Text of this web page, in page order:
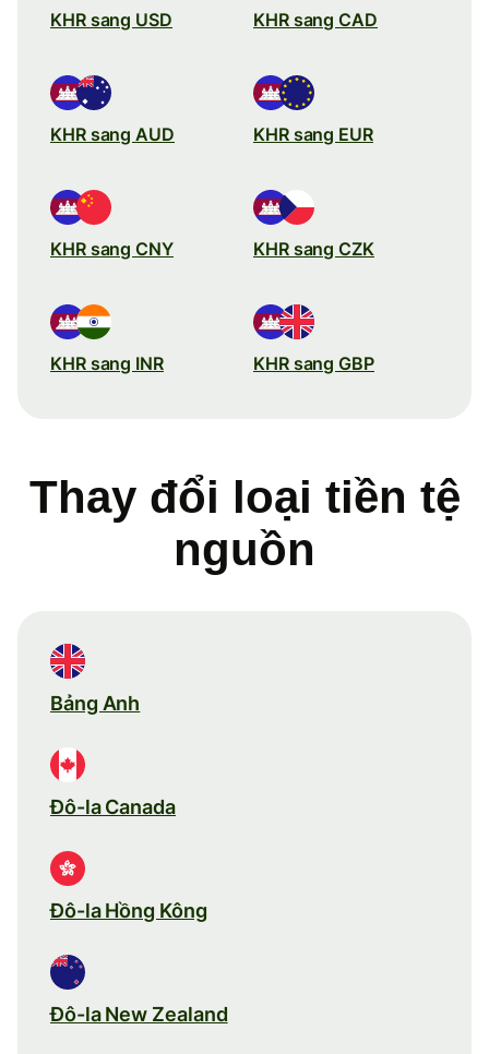
KHR sang USD KHR sang CAD
KHR sang AUD KHR sang EUR
KHR sang CNY KHR sang CZK
KHR sang INR KHR sang GBP
Thay đổi loại tiền tệ
nguồn
Bảng Anh
Đô-la Canada
Đô-la Hồng Kông
Đô-la New Zealand